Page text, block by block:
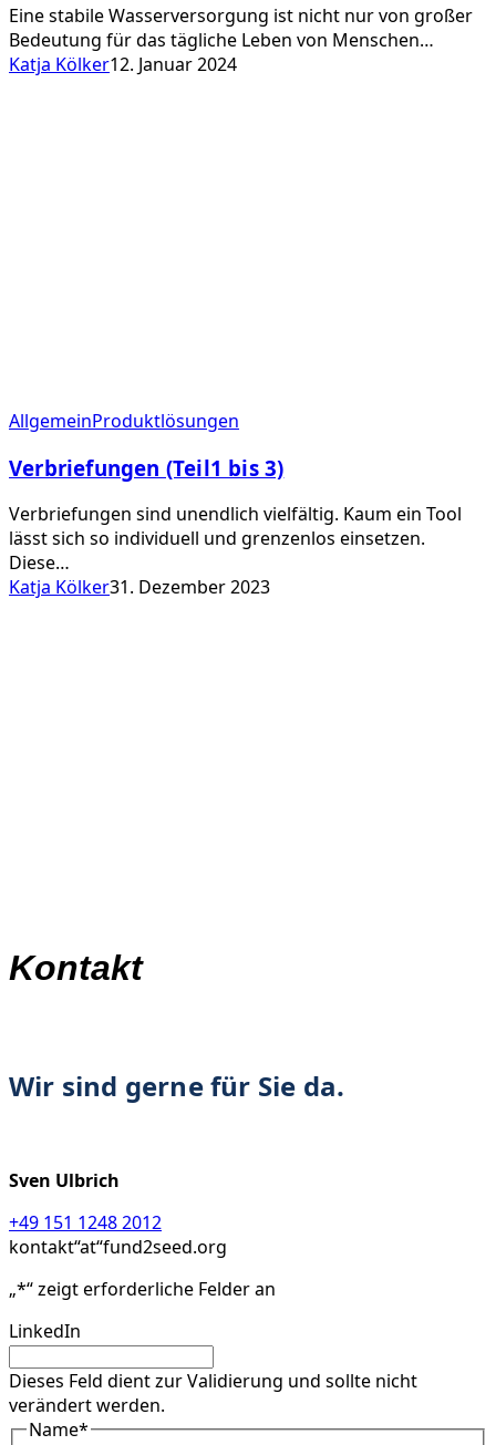
Menschenrecht
Eine stabile Wasserversorgung ist nicht nur von großer
Bedeutung für das tägliche Leben von Menschen…
Katja Kölker12. Januar 2024
Verbriefungen
bis
AllgemeinProduktlösungen
Verbriefungen (Teil1 bis 3)
Verbriefungen sind unendlich vielfältig. Kaum ein Tool
lässt sich so individuell und grenzenlos einsetzen.
Diese…
Katja Kölker31. Dezember 2023
Kontakt
Wir sind gerne für Sie da.
Sven Ulbrich
+49 151 1248 2012
kontakt“at“fund2seed.org
„*“ zeigt erforderliche Felder an
LinkedIn
Dieses Feld dient zur Validierung und sollte nicht
verändert werden.
Name*